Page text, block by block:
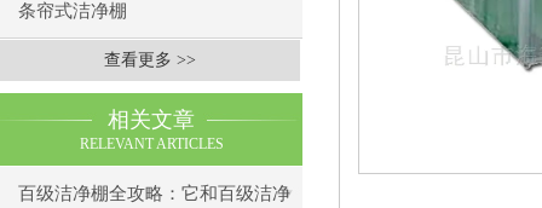
条帘式洁净棚
查看更多 >>
相关文章
RELEVANT ARTICLES
百级洁净棚全攻略：它和百级洁净